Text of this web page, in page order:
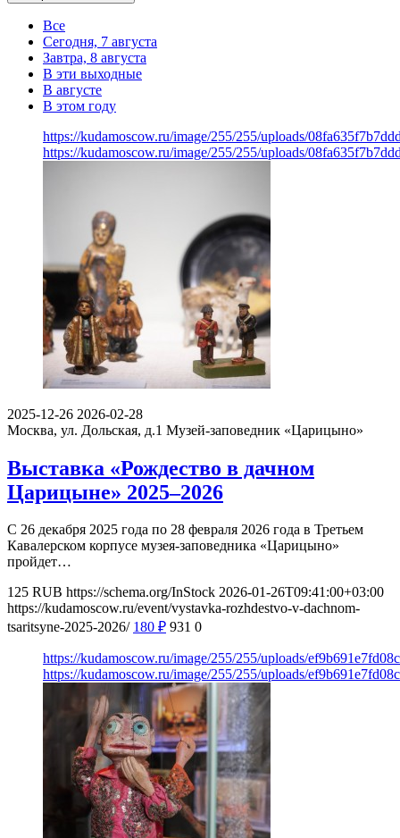
Все
Сегодня, 7 августа
Завтра, 8 августа
В эти выходные
В августе
В этом году
https://kudamoscow.ru/image/255/255/uploads/
https://kudamoscow.ru/image/255/255/uploads/
2025-12-26 2026-02-28
Москва, ул. Дольская, д.1 Музей-заповедник «Царицыно»
Выставка «Рождество в дачном
Царицыне» 2025–2026
С 26 декабря 2025 года по 28 февраля 2026 года в Третьем
Кавалерском корпусе музея-заповедника «Царицыно»
пройдет…
125 RUB https://schema.org/InStock 2026-01-26T09:41:00+03:00
https://kudamoscow.ru/event/vystavka-rozhdestvo-v-dachnom-
tsaritsyne-2025-2026/ 180 ₽ 931 0
https://kudamoscow.ru/image/255/255/uploads/
https://kudamoscow.ru/image/255/255/uploads/